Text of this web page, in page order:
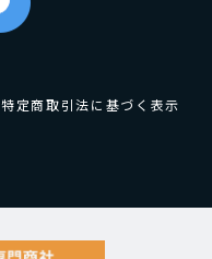
特定商取引法に基づく表示